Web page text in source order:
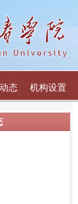
态 机构设置